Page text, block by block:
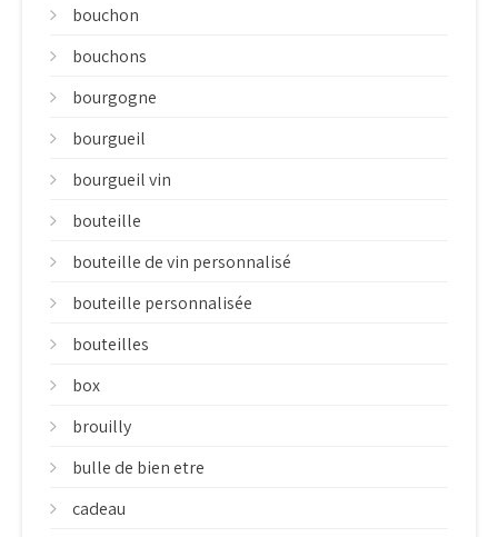
bouchon
bouchons
bourgogne
bourgueil
bourgueil vin
bouteille
bouteille de vin personnalisé
bouteille personnalisée
bouteilles
box
brouilly
bulle de bien etre
cadeau